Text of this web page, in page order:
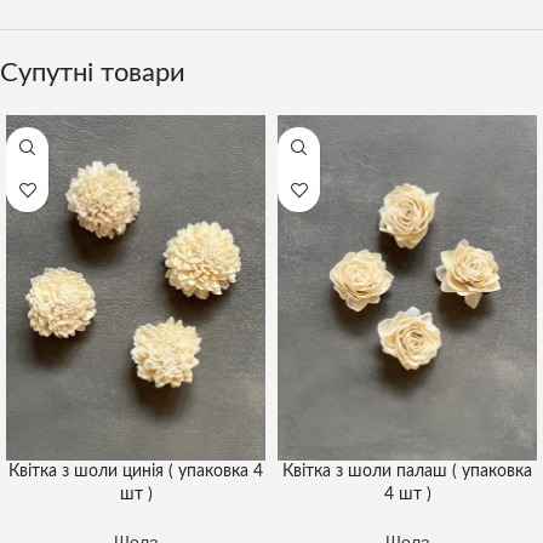
Супутні товари
Квітка з шоли цинія ( упаковка 4
шт )
Квітка з шоли палаш ( упаковка
4 шт )